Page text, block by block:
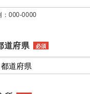
：000-0000
道府県 必須